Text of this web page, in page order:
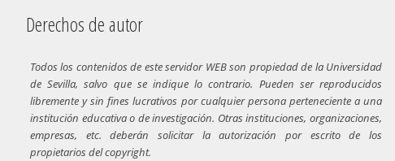
Derechos de autor
Todos los contenidos de este servidor WEB son propiedad de la Universidad
de Sevilla, salvo que se indique lo contrario. Pueden ser reproducidos
libremente y sin fines lucrativos por cualquier persona perteneciente a una
institución educativa o de investigación. Otras instituciones, organizaciones,
empresas, etc. deberán solicitar la autorización por escrito de los
propietarios del copyright.